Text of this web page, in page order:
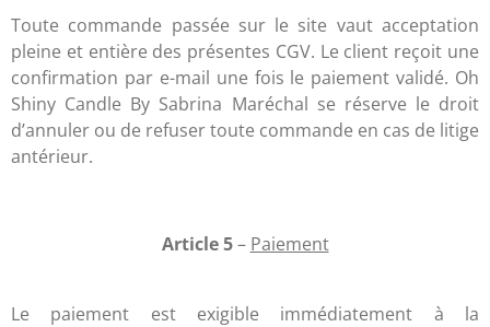
Toute commande passée sur le site vaut acceptation
pleine et entière des présentes CGV. Le client reçoit une
confirmation par e-mail une fois le paiement validé. Oh
Shiny Candle By Sabrina Maréchal se réserve le droit
d’annuler ou de refuser toute commande en cas de litige
antérieur.
Article 5– Paiement
Le paiement est exigible immédiatement à la